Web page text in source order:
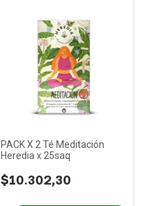
PACK X 2 Té Meditación
Heredia x 25saq
$10.302,30